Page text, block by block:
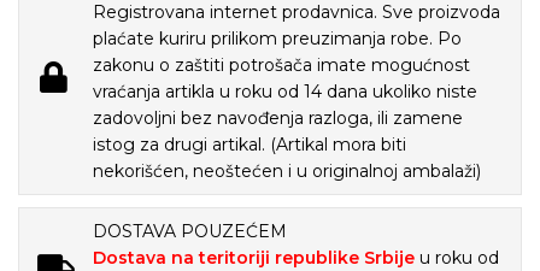
Registrovana internet prodavnica. Sve proizvoda
plaćate kuriru prilikom preuzimanja robe. Po
zakonu o zaštiti potrošača imate mogućnost
vraćanja artikla u roku od 14 dana ukoliko niste
zadovoljni bez navođenja razloga, ili zamene
istog za drugi artikal. (Artikal mora biti
nekorišćen, neoštećen i u originalnoj ambalaži)
DOSTAVA POUZEĆEM
Dostava na teritoriji republike Srbije u roku od